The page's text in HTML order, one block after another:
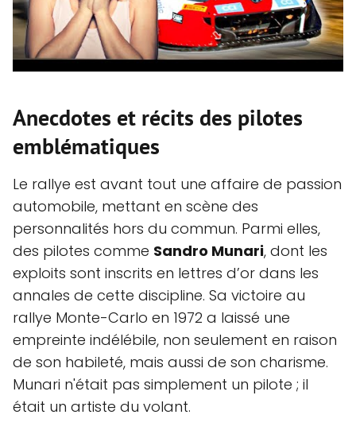
Anecdotes et récits des pilotes
emblématiques
Le rallye est avant tout une affaire de passion
automobile, mettant en scène des
personnalités hors du commun. Parmi elles,
des pilotes comme Sandro Munari, dont les
exploits sont inscrits en lettres d’or dans les
annales de cette discipline. Sa victoire au
rallye Monte-Carlo en 1972 a laissé une
empreinte indélébile, non seulement en raison
de son habileté, mais aussi de son charisme.
Munari n'était pas simplement un pilote ; il
était un artiste du volant.